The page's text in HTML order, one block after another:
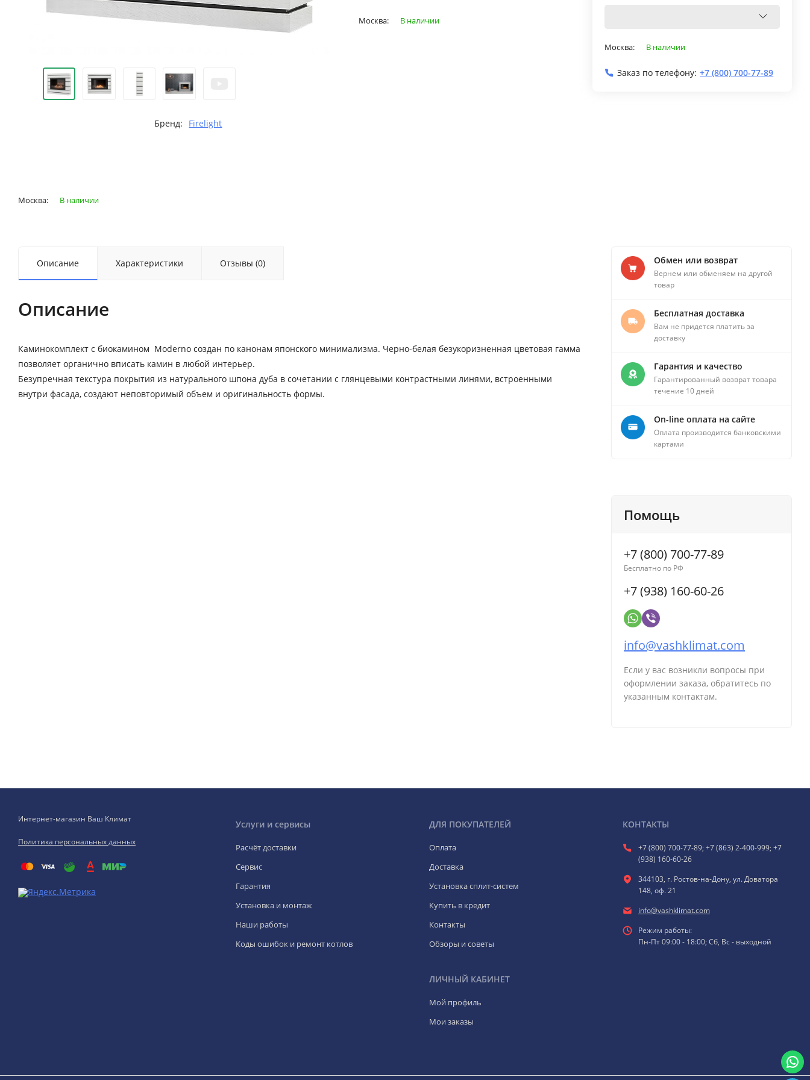
Бренд: Firelight
Москва: В наличии
Москва: В наличии
Заказ по телефону: +7 (800) 700-77-89
Москва: В наличии
Описание Характеристики Отзывы (0)
Описание
Каминокомплект с биокамином Moderno создан по канонам японского минимализма. Черно-белая безукоризненная цветовая гамма
позволяет органично вписать камин в любой интерьер.
Безупречная текстура покрытия из натурального шпона дуба в сочетании с глянцевыми контрастными линями, встроенными
внутри фасада, создают неповторимый объем и оригинальность формы.
Обмен или возврат
Вернем или обменяем на другой
товар
Бесплатная доставка
Вам не придется платить за
доставку
Гарантия и качество
Гарантированный возврат товара
течение 10 дней
On-line оплата на сайте
Оплата производится банковскими
картами
Помощь
+7 (800) 700-77-89
Бесплатно по РФ
+7 (938) 160-60-26
info@vashklimat.com
Если у вас возникли вопросы при
оформлении заказа, обратитесь по
указанным контактам.
Интернет-магазин Ваш Климат
Политика персональных данных
Услуги и сервисы
Расчёт доставки
Сервис
Гарантия
Установка и монтаж
Наши работы
Коды ошибок и ремонт котлов
ДЛЯ ПОКУПАТЕЛЕЙ
Оплата
Доставка
Установка сплит-систем
Купить в кредит
Контакты
Обзоры и советы
ЛИЧНЫЙ КАБИНЕТ
Мой профиль
Мои заказы
КОНТАКТЫ
+7 (800) 700-77-89; +7 (863) 2-400-999; +7
(938) 160-60-26
344103, г. Ростов-на-Дону, ул. Доватора
148, оф. 21
info@vashklimat.com
Режим работы:
Пн-Пт 09:00 - 18:00; Сб, Вс - выходной